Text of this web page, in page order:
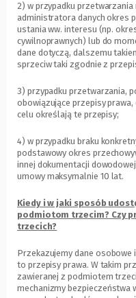
2) w przypadku
administratora danych okres
ustania ww. interesu (np.
cywilnoprawnych) lub do
dane dotyczą, dalszemu
sprzeciw taki zgodnie z
3) przypadku przetwarzania,
obowiązujące przepisy
celu określają te przepisy;
4) w przypadku braku
podstawowy okres
innej dokumentacji
umowy maksymalnie 10 lat.
Kiedy i w jaki sposób
podmiotom trzecim? Czy
trzecich?
Przekazujemy dane osobowe
to przepisy prawa. W takim
zawieranej z podmiotem
mechanizmy bezpieczeństwa